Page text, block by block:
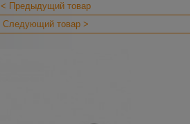
< Предыдущий товар
Следующий товар >